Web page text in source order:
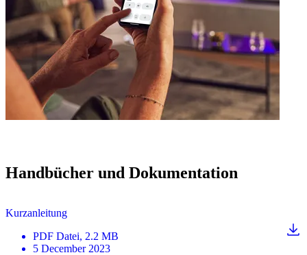
Handbücher und Dokumentation
Kurzanleitung
PDF Datei, 2.2 MB
5 December 2023